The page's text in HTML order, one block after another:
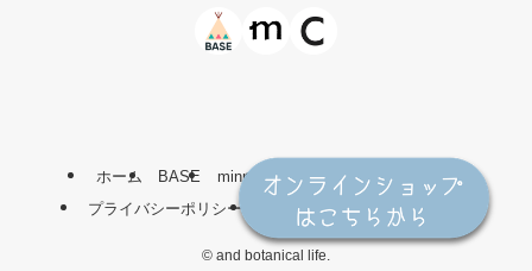
ホーム BASE minne Creema
お問い合わせ
プライバシーポリシー
特定商取引法に基づく表記
© and botanical life.